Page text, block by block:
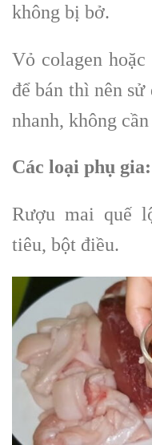
không bị bở.
Vỏ colagen
để bán thì nên
nhanh, không
Các loại phụ gia:
Rượu mai quế
tiêu, bột điều.